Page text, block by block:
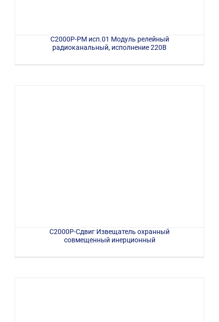
С2000Р-РМ исп.01 Модуль релейный
радиоканальный, исполнение 220В
С2000Р-Сдвиг Извещатель охранный
совмещенный инерционный